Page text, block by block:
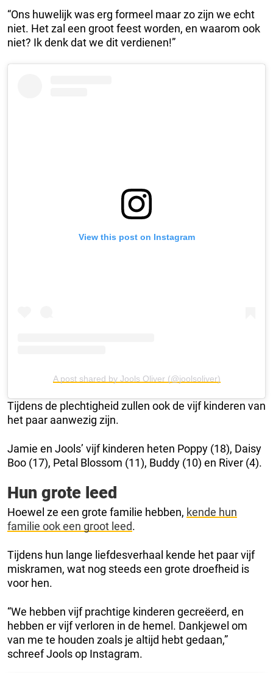
“Ons huwelijk was erg formeel maar zo zijn we echt
niet. Het zal een groot feest worden, en waarom ook
niet? Ik denk dat we dit verdienen!”
View this post on Instagram
A post shared by Jools Oliver (@joolsoliver)
Tijdens de plechtigheid zullen ook de vijf kinderen van
het paar aanwezig zijn.
Jamie en Jools’ vijf kinderen heten Poppy (18), Daisy
Boo (17), Petal Blossom (11), Buddy (10) en River (4).
Hun grote leed
Hoewel ze een grote familie hebben, kende hun
familie ook een groot leed.
Tijdens hun lange liefdesverhaal kende het paar vijf
miskramen, wat nog steeds een grote droefheid is
voor hen.
“We hebben vijf prachtige kinderen gecreëerd, en
hebben er vijf verloren in de hemel. Dankjewel om
van me te houden zoals je altijd hebt gedaan,”
schreef Jools op Instagram.